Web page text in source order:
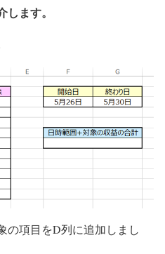
ます。
の項目をD列に追加しまし